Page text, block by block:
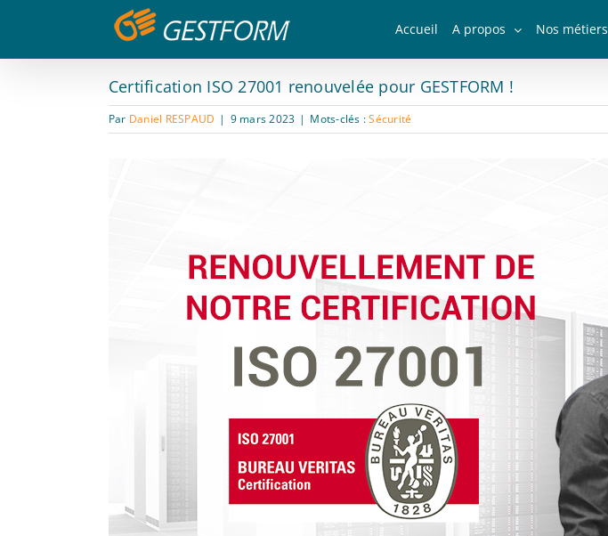
contenu
Accueil A propos Nos métiers
Certification ISO 27001 renouvelée pour GESTFORM !
Par Daniel RESPAUD | 9 mars 2023 | Mots-clés :Sécurité
Panneau de gestion des cookies